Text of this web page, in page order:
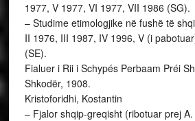
1977, V 1977, VI 1977, VII 1986 (SG).
– Studime etimologjike në fushë të
II 1976, III 1987, IV 1996, V (i
(SE).
Fialuer i Rii i Schypés Perbaam Préi
Shkodër, 1908.
Kristoforidhi, Kostantin
– Fjalor shqip-greqisht (ribotuar prej